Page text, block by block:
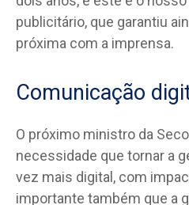
publicitário, que garantiu
próxima com a imprensa.
Comunicação
O próximo ministro da
necessidade que tornar a
vez mais digital, com
importante também que a